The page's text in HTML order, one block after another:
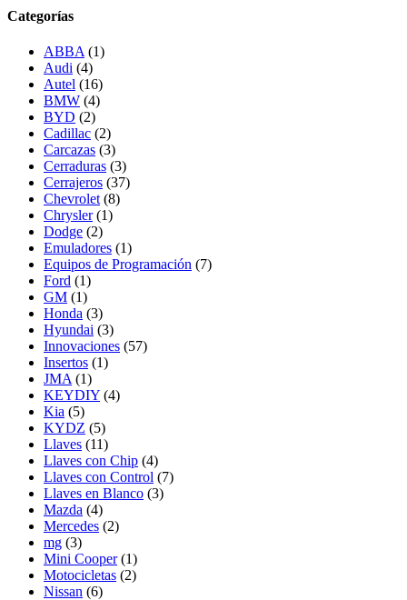
Categorías
ABBA (1)
Audi (4)
Autel (16)
BMW (4)
BYD (2)
Cadillac (2)
Carcazas (3)
Cerraduras (3)
Cerrajeros (37)
Chevrolet (8)
Chrysler (1)
Dodge (2)
Emuladores (1)
Equipos de Programación (7)
Ford (1)
GM (1)
Honda (3)
Hyundai (3)
Innovaciones (57)
Insertos (1)
JMA (1)
KEYDIY (4)
Kia (5)
KYDZ (5)
Llaves (11)
Llaves con Chip (4)
Llaves con Control (7)
Llaves en Blanco (3)
Mazda (4)
Mercedes (2)
mg (3)
Mini Cooper (1)
Motocicletas (2)
Nissan (6)